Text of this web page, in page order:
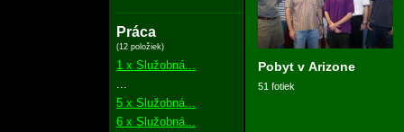
Práca
(12 položiek)
1 x Služobná...
5 x Služobná...
6 x Služobná...
Pobyt v Arizone
51 fotiek